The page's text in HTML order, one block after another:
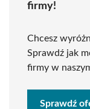
firmy!
Chcesz
Sprawdź jak
firmy w
Sprawdź